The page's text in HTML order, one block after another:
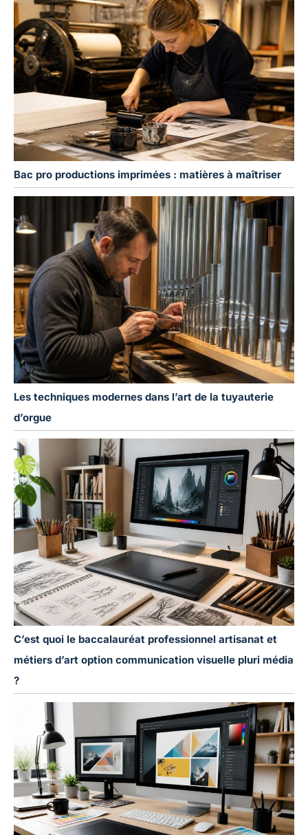
Bac pro productions imprimées : matières à maîtriser
Les techniques modernes dans l’art de la tuyauterie
d’orgue
C’est quoi le baccalauréat professionnel artisanat et
métiers d’art option communication visuelle pluri média
?